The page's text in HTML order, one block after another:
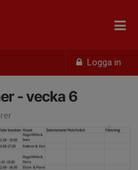
Logga in
- vecka 6